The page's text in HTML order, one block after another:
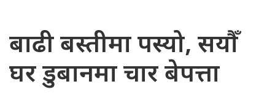
बाढी बस्तीमा पस्यो, सयौँ
घर डुबानमा चार बेपत्ता